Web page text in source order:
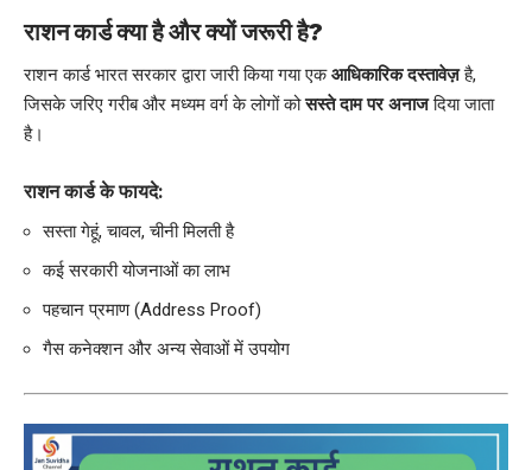
राशन कार्ड क्या है और क्यों जरूरी है?
राशन कार्ड भारत सरकार द्वारा जारी किया गया एकआधिकारिक दस्तावेज़है,
जिसके जरिए गरीब और मध्यम वर्ग के लोगों कोसस्ते दाम पर अनाजदिया जाता
है।
राशन कार्ड के फायदे:
सस्ता गेहूं, चावल, चीनी मिलती है
कई सरकारी योजनाओं का लाभ
पहचान प्रमाण (Address Proof)
गैस कनेक्शन और अन्य सेवाओं में उपयोग